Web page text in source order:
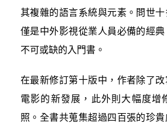
其複雜的語言系統與元素。問世
僅是中外影視從業人員必備的經
不可或缺的入門書。
在最新修訂第十版中，作者除了
電影的新發展，此外則大幅度增
照。全書共蒐集超過四百張的珍